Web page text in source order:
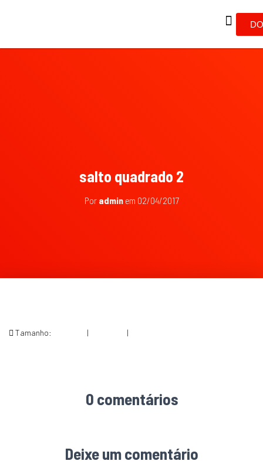
salto quadrado 2
Por adminem 02/04/2017
Tamanho: | |
0 comentários
Deixe um comentário